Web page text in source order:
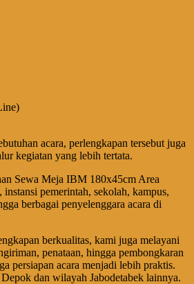
acara, perlengkapan tersebut juga
kegiatan yang lebih tertata.
Sewa Meja IBM 180x45cm Area
pemerintah, sekolah, kampus,
berbagai penyelenggara acara di
berkualitas, kami juga melayani
penataan, hingga pembongkaran
persiapan acara menjadi lebih praktis.
dan wilayah Jabodetabek lainnya.